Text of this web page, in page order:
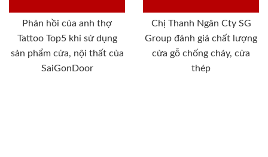
Phản hồi của anh thợ
Tattoo Top5 khi sử dụng
sản phẩm cửa, nội thất của
SaiGonDoor
Chị Thanh Ngân Cty SG
Group đánh giá chất lượng
cửa gỗ chống cháy, cửa
thép